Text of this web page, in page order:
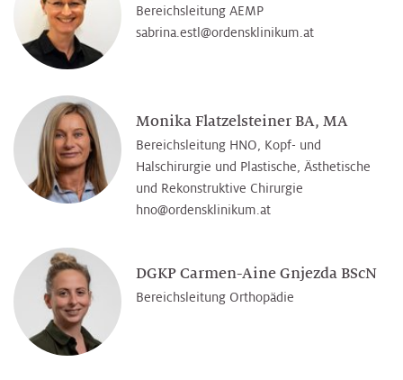
Bereichsleitung AEMP
sabrina.estl@­ordensklinikum.at
Monika Flatzelsteiner BA, MA
Bereichsleitung HNO, Kopf- und
Halschirurgie und Plastische, Ästhetische
und Rekonstruktive Chirurgie
hno@­ordensklinikum.at
DGKP Carmen-Aine Gnjezda BScN
Bereichsleitung Orthopädie